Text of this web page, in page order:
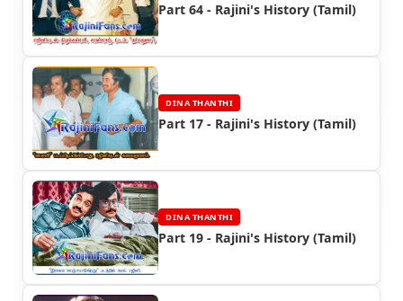
Part 64 - Rajini's History (Tamil)
DINA THANTHI
Part 17 - Rajini's History (Tamil)
DINA THANTHI
Part 19 - Rajini's History (Tamil)